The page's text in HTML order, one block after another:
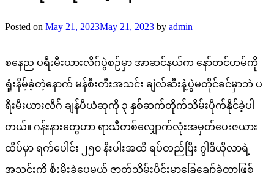
Posted on May 21, 2023May 21, 2023 by admin
စနေည ပရီးမီးယားလိဂ်ပွဲစဉ်မှာ အာဆင်နယ်က နော်တင်ဟမ်ကို
ရှုံးနိမ့်ခဲ့တဲ့နောက် မန်စီးတီးအသင်း ချဲလ်ဆီးနဲ့ပွဲမတိုင်ခင်မှာဘဲ ပ
ရီးမီးယားလိဂ် ချန်ပီယံဆုကို ၃ နှစ်ဆက်တိုက်သိမ်းပိုက်နိုင်ခဲ့ပါ
တယ်။ ဂန်းနားတွေဟာ ရာသီတစ်လျှောက်လုံးအမှတ်ပေးဇယား
ထိပ်မှာ ရက်ပေါင်း ၂၅၀ နီးပါးအထိ ရပ်တည်ပြီး ဂွါဒီယိုလာရဲ့
အသင်းကို စိုးမိုးခဲ့ပေမယ့် ဇာတ်သိမ်းပိုင်းမှာခြေချော်ခဲ့တာဖြစ်